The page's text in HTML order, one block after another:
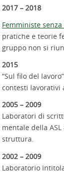
2017 – 2018
Femministe
pratiche e teorie
gruppo non si
2015
“Sul filo del
contesti lavorativi
2005 – 2009
Laboratori di
mentale della
struttura.
2002 – 2009
Laboratorio